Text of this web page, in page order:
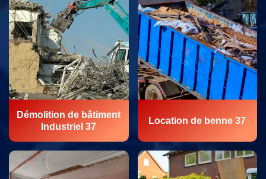
Démolition de bâtiment
Industriel 37
Location de benne 37